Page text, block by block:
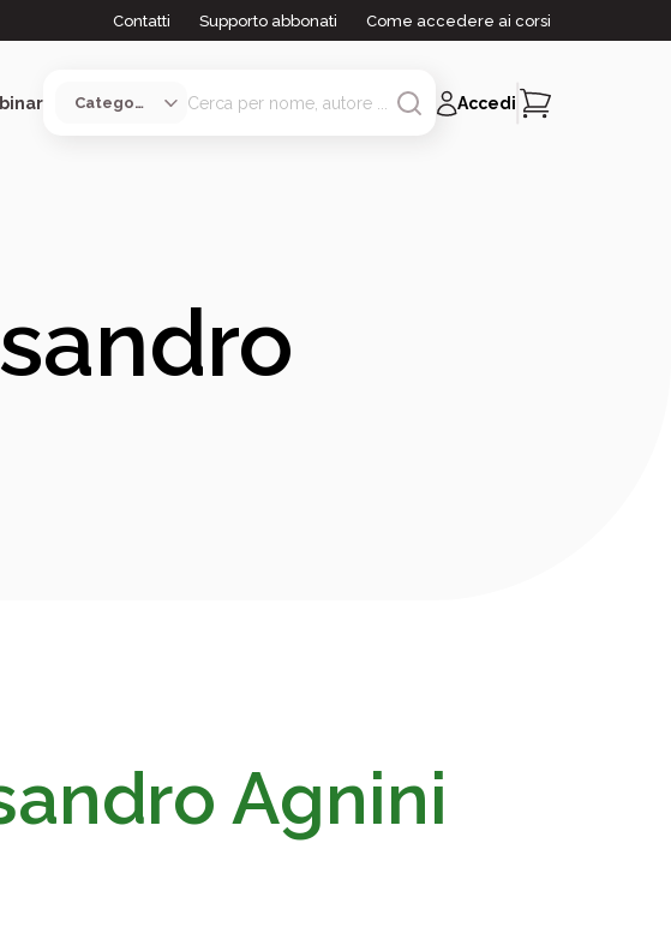
Contatti Supporto abbonati Come accedere ai corsi
Accedi
Agnini